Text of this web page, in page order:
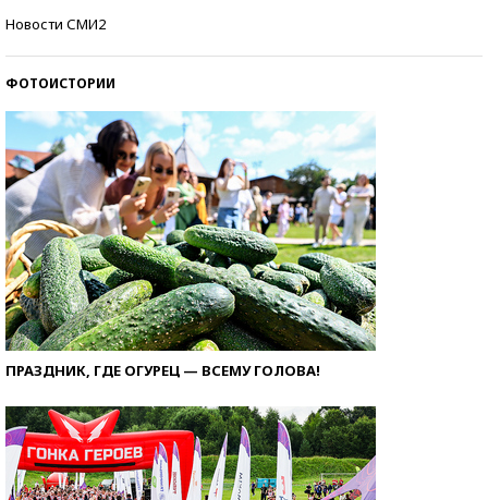
Новости СМИ2
ФОТОИСТОРИИ
ПРАЗДНИК, ГДЕ ОГУРЕЦ — ВСЕМУ ГОЛОВА!